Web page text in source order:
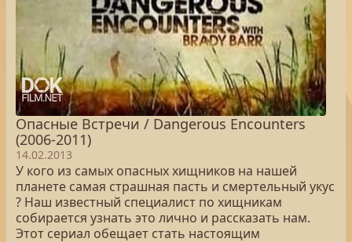
Опасные Встречи / Dangerous Encounters
(2006-2011)
14.02.2013
У кого из самых опасных хищников на нашей
планете самая страшная пасть и смертельный укус
? Наш известный специалист по хищникам
собирается узнать это лично и рассказать нам.
Этот сериал обещает стать настоящим